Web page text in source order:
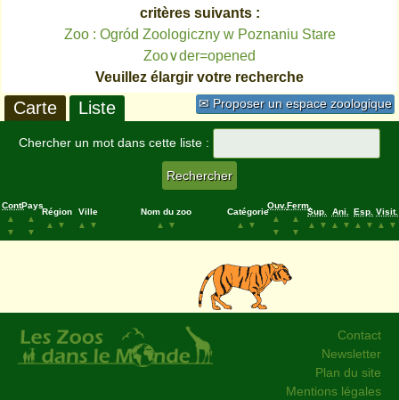
critères suivants :
Zoo : Ogród Zoologiczny w Poznaniu Stare
Zoo∨der=opened
Veuillez élargir votre recherche
✉ Proposer un espace zoologique
Carte Liste
Chercher un mot dans cette liste :
Cont.
▲
▼
Pays
▲
▼
Région
▲
▼
Ville
▲
▼
Nom du zoo
▲
▼
Catégorie
▲
▼
Ouv.
▲
▼
Ferm.
▲
▼
Sup.
▲
▼
Ani.
▲
▼
Esp.
▲
▼
Visit.
▲
▼
Contact
Newsletter
Plan du site
Mentions légales